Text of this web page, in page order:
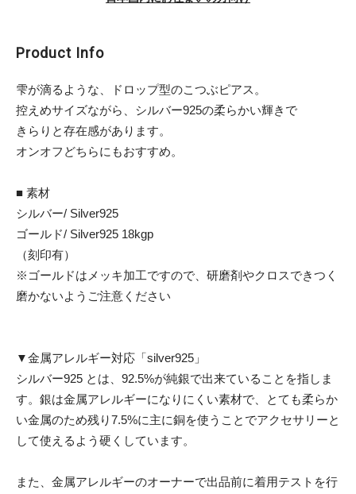
Product Info
雫が滴るような、ドロップ型のこつぶピアス。
控えめサイズながら、シルバー925の柔らかい輝きで
きらりと存在感があります。
オンオフどちらにもおすすめ。
■ 素材
シルバー/ Silver925
ゴールド/ Silver925 18kgp
（刻印有）
※ゴールドはメッキ加工ですので、研磨剤やクロスできつく
磨かないようご注意ください
▼金属アレルギー対応「silver925」
シルバー925 とは、92.5%が純銀で出来ていることを指しま
す。銀は金属アレルギーになりにくい素材で、とても柔らか
い金属のため残り7.5%に主に銅を使うことでアクセサリーと
して使えるよう硬くしています。
また、金属アレルギーのオーナーで出品前に着用テストを行